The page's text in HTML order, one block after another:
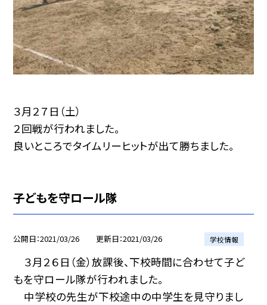
３月２７日（土）
２回戦が行われました。
良いところでタイムリーヒットが出て勝ちました。
子どもを守ロール隊
公開日 2021/03/26 更新日 2021/03/26 学校情報
３月２６日（金）放課後、下校時間に合わせて子ど
もを守ロール隊が行われました。
中学校の先生が下校途中の中学生を見守りまし